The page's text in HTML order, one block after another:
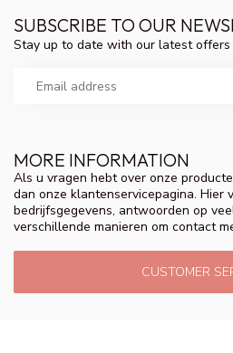
MORE INFORMATION
Als u vragen hebt over onze
dan onze klantenservicepagina. Hier
bedrijfsgegevens, antwoorden op
verschillende manieren om contact
CUSTOMER
SUBSCRIBE TO OUR
Stay up to date with our latest offers